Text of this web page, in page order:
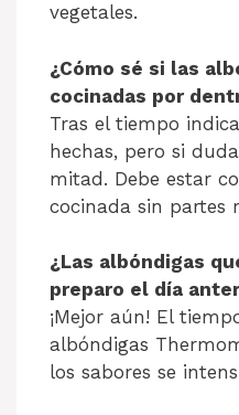
vegetales.
¿Cómo sé si las
cocinadas por
Tras el tiempo
hechas, pero si
mitad. Debe estar
cocinada sin partes
¿Las albóndigas
preparo el día
¡Mejor aún! El
albóndigas
los sabores se